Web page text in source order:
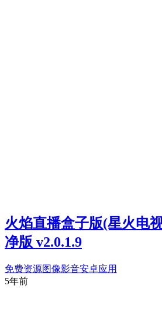
火焰直播盒子版(星火电
净版 v2.0.1.9
免费资源图像影音安卓应用
5年前